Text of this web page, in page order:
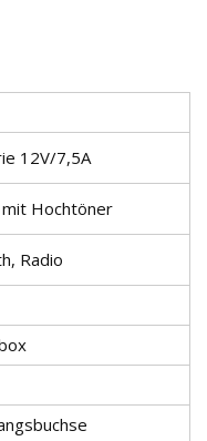
12V/7,5A
Hochtöner
Radio